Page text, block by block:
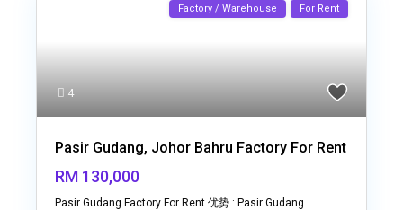
4
Factory / Warehouse For Rent
Pasir Gudang, Johor Bahru Factory For Rent
RM 130,000
Pasir Gudang Factory For Rent 优势 : Pasir Gudang